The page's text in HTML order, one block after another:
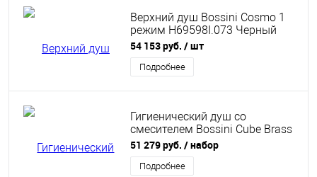
Верхний душ Bossini Cosmo 1
режим H69598I.073 Черный
матовый
54 153 руб. / шт
Подробнее
Гигиенический душ со
смесителем Bossini Cube Brass
E38003B.073 Черный матовый
(комплект)
51 279 руб. / набор
Подробнее